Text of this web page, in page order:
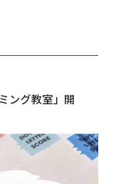
ング教室」開